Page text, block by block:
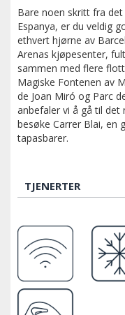
Bare noen skritt fra
Espanya, er du veldig
ethvert hjørne av
Arenas kjøpesenter,
sammen med flere
Magiske Fontenen av
de Joan Miró og Parc
anbefaler vi å gå til
besøke Carrer Blai, en
tapasbarer.
TJENERTER